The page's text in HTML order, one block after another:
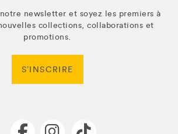
newsletter et soyez les premiers à
collections, collaborations et
promotions.
S’INSCRIRE